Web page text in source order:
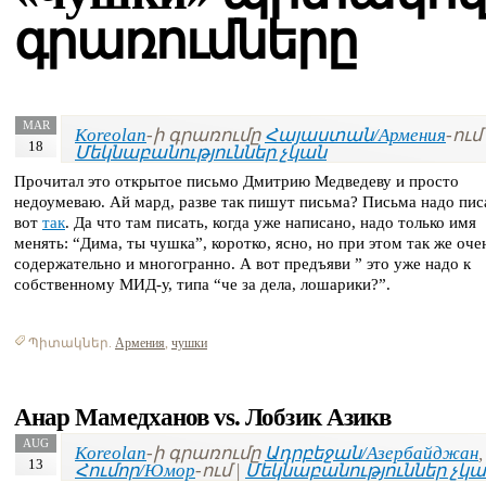
գրառումները
MAR
18
Koreolan-ի գրառումը Հայաստան/Армения-ում
Մեկնաբանություններ չկան
Прочитал это открытое письмо Дмитрию Медведеву и просто
недоумеваю. Ай мард, разве так пишут письма? Письма надо
вот так. Да что там писать, когда уже написано, надо только имя
менять: “Дима, ты чушка”, коротко, ясно, но при этом так же
содержательно и многогранно. А вот предъяви ” это уже надо к
собственному МИД-у, типа “че за дела, лошарики?”.
Պիտակներ. Армения, чушки
Анар Мамедханов vs. Лобзик Азикв
AUG
13
Koreolan-ի գրառումը Ադրբեջան/Азербайджан,
Հումոր/Юмор-ում | Մեկնաբանություններ